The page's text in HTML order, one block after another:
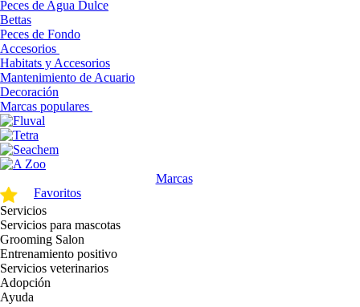
Peces de Agua Dulce
Bettas
Peces de Fondo
Accesorios
Habitats y Accesorios
Mantenimiento de Acuario
Decoración
Marcas populares
Marcas
Favoritos
Servicios
Servicios para mascotas
Grooming Salon
Entrenamiento positivo
Servicios veterinarios
Adopción
Ayuda